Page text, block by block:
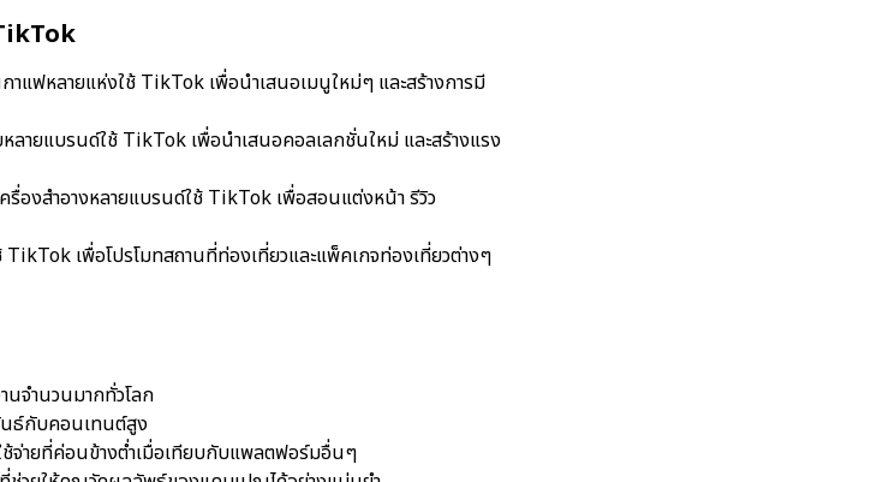
กาแฟหลายแห่งใช้ TikTok เพื่อนำเสนอเมนูใหม่ๆ และสร้างการมี
ลายแบรนด์ใช้ TikTok เพื่อนำเสนอคอลเลกชั่นใหม่ และสร้างแรง
รื่องสำอางหลายแบรนด์ใช้ TikTok เพื่อสอนแต่งหน้า รีวิว
เพื่อโปรโมทสถานที่ท่องเที่ยวและแพ็คเกจท่องเที่ยวต่างๆ
นจำนวนมากทั่วโลก
ธ์กับคอนเทนต์สูง
จ่ายที่ค่อนข้างต่ำเมื่อเทียบกับแพลตฟอร์มอื่นๆ